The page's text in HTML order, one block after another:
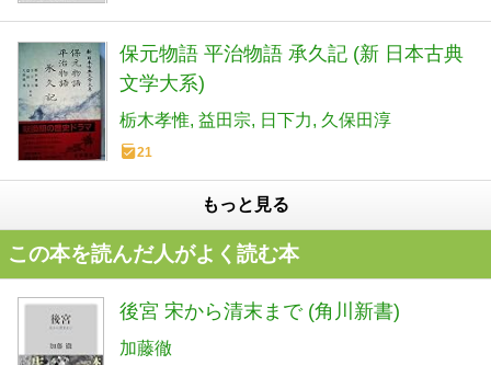
保元物語 平治物語 承久記 (新 日本古典
文学大系)
栃木孝惟 益田宗 日下力 久保田淳
21
もっと見る
この本を読んだ人がよく読む本
後宮 宋から清末まで (角川新書)
加藤徹